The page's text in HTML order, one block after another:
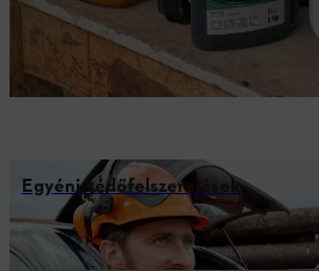
Egyéni védőfelszerelések